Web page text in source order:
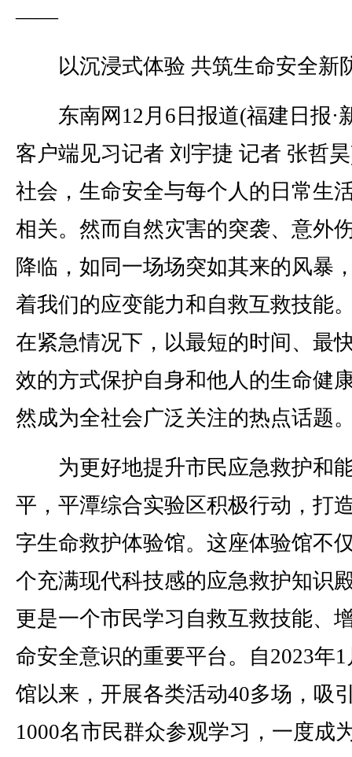
——
以沉浸式体验 共筑生命安全新
东南网12月6日报道(福建日报·
客户端见习记者 刘宇捷 记者 张哲
社会，生命安全与每个人的日常生
相关。然而自然灾害的突袭、意外
降临，如同一场场突如其来的风暴
着我们的应变能力和自救互救技能
在紧急情况下，以最短的时间、最
效的方式保护自身和他人的生命健
然成为全社会广泛关注的热点话题
为更好地提升市民应急救护和
平，平潭综合实验区积极行动，打
字生命救护体验馆。这座体验馆不
个充满现代科技感的应急救护知识
更是一个市民学习自救互救技能、
命安全意识的重要平台。自2023年1
馆以来，开展各类活动40多场，吸
1000名市民群众参观学习，一度成